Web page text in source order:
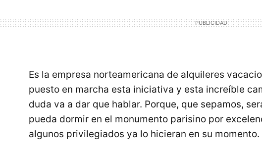
Es la empresa norteamericana de alquileres
puesto en marcha esta iniciativa y esta increíble
duda va a dar que hablar. Porque, que sepamos,
pueda dormir en el monumento parisino por
algunos privilegiados ya lo hicieran en su momento.